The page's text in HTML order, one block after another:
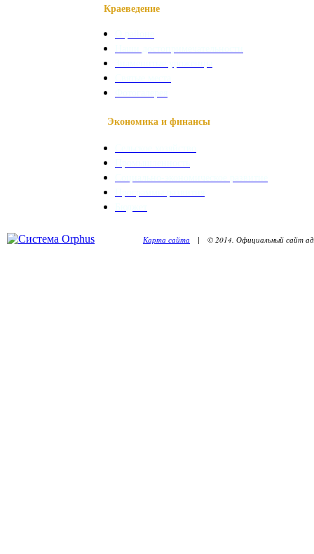
Краеведение
Экономика и финансы
Карта сайта | © 2014. Официальный сайт